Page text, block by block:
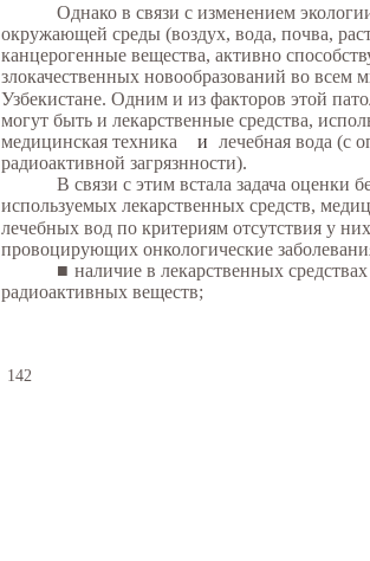
142
Однако в связи с изменением
окружающей среды (воздух, вода, почва,
канцерогенные вещества, активно
злокачественных новообразований во всем
Узбекистане. Одним и из факторов этой
могут быть и лекарственные средства,
медицинская техника
и лечебная вода (с
радиоактивной загрязнности).
В связи с этим встала задача оценки
используемых лекарственных средств,
лечебных вод по критериям отсутствия у
провоцирующих онкологические
■ наличие в лекарственных
радиоактивных веществ;